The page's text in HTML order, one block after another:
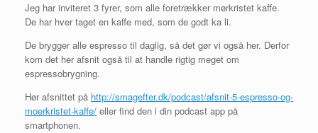
Jeg har inviteret 3 fyrer, som alle foretrækker mørkristet kaffe.
De har hver taget en kaffe med, som de godt ka li.
De brygger alle espresso til daglig, så det gør vi også her. Derfor
kom det her afsnit også til at handle rigtig meget om
espressobrygning.
Hør afsnittet på http://smagefter.dk/podcast/afsnit-5-espresso-og-
moerkristet-kaffe/ eller find den i din podcast app på
smartphonen.